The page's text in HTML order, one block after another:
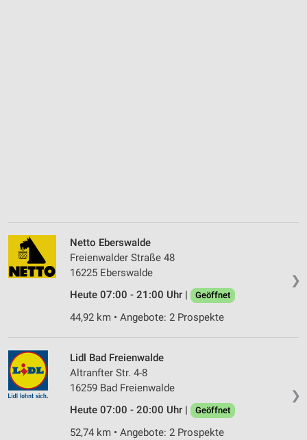
❯
Netto Eberswalde
Freienwalder Straße 48
16225 Eberswalde
Heute 07:00 - 21:00 Uhr |
Geöffnet
44,92 km • Angebote: 2 Prospekte
❯
Lidl Bad Freienwalde
Altranfter Str. 4-8
16259 Bad Freienwalde
Heute 07:00 - 20:00 Uhr |
Geöffnet
52,74 km • Angebote: 2 Prospekte